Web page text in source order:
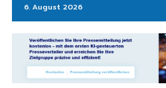
6. August 2026